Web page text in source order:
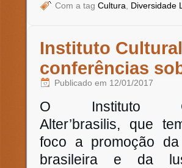
Com a tag Cultura Diversidade
Instituto
conferências
Publicado em 12/01/2017
O Instituto
Alter’brasilis, que
foco a promoção
brasileira e da